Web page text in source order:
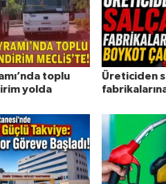
toplu
yolda
Üreticiden